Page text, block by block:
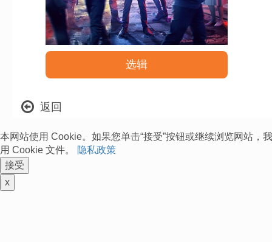
选辑
返回
本网站使用 Cookie。如果您单击“接受”按钮或继续浏览网站，
用 Cookie 文件。
隐私政策
接受
x